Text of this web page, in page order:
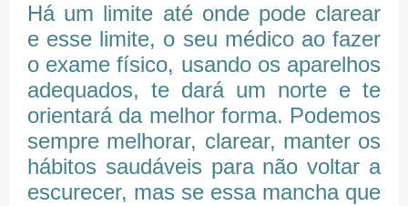
Há um limite até onde pode clarear
e esse limite, o seu médico ao fazer
o exame físico, usando os aparelhos
adequados, te dará um norte e te
orientará da melhor forma. Podemos
sempre melhorar, clarear, manter os
hábitos saudáveis para não voltar a
escurecer, mas se essa mancha que